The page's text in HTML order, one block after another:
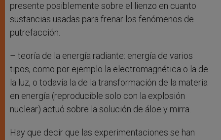
presente posiblemente sobre el lienzo en cuanto
sustancias usadas para frenar los fenómenos de
putrefacción.
– teoría de la energía radiante: energía de varios
tipos, como por ejemplo la electromagnética o la de
la luz, o todavía la de la transformación de la materia
en energía (reproducible solo con la explosión
nuclear) actuó sobre la solución de áloe y mirra.
Hay que decir que las experimentaciones se han